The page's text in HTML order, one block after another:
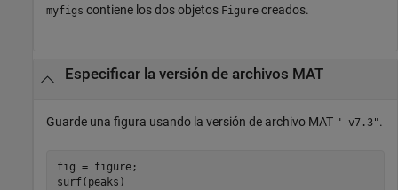
myfigs contiene los dos objetos Figure creados.
Especificar la versión de archivos MAT
Guarde una figura usando la versión de archivo MAT "-v7.3".
fig = figure;
surf(peaks)